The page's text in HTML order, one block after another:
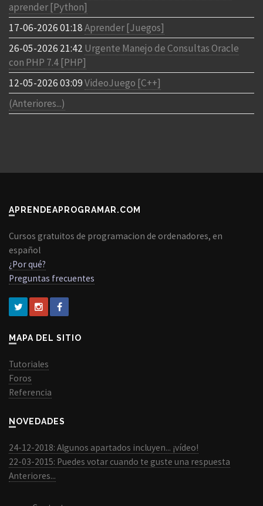
aprender [Python]
17-06-2026 01:18Aprender [Juegos]
26-05-2026 21:42 Urgente Manejo de Consultas Oracle
con PHP 7.4 [PHP]
12-05-2026 03:09VideoJuego [C++]
(Anteriores...)
APRENDEAPROGRAMAR.COM
Cursos gratuitos de programacion de ordenadores, en
español
¿Por qué?
Preguntas frecuentes
MAPA DEL SITIO
Tutoriales
Foros
Referencia
NOVEDADES
24-12-2018: Algunos apartados incluyen... ¡vídeo!
22-03-2015: Puedes votar cuando te guste una respuesta
Anteriores...